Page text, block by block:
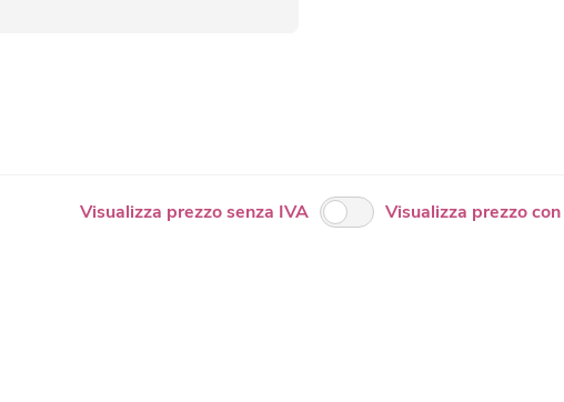
Visualizza prezzo senza IVA Visualizza prezzo